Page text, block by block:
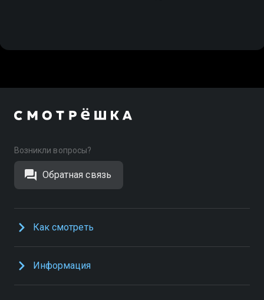
Возникли вопросы?
Обратная связь
Как смотреть
Информация